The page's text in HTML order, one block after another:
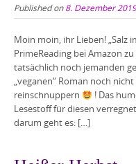
Published on8. Dezember 2019
Moin moin, ihr Lieben! „Salz
PrimeReading bei Amazon
tatsächlich noch jemanden
„veganen“ Roman noch
reinschnuppern
! Das
Lesestoff für diesen
darum geht es: […]